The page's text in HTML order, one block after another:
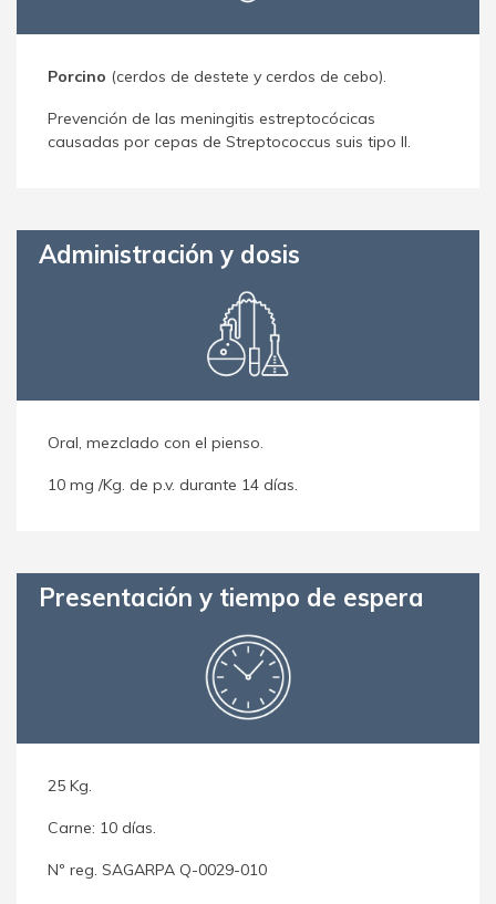
Porcino (cerdos de destete y cerdos de cebo).
Prevención de las meningitis estreptocócicas
causadas por cepas de Streptococcus suis tipo II.
Administración y dosis
Oral, mezclado con el pienso.
10 mg /Kg. de p.v. durante 14 días.
Presentación y tiempo de espera
25 Kg.
Carne: 10 días.
Nº reg. SAGARPA Q-0029-010